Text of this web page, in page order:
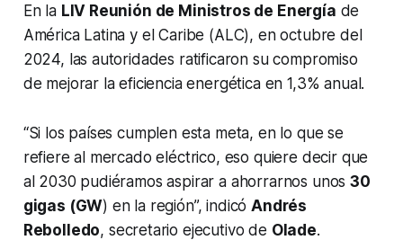
incentivos gubernamentales. Sin
embargo, su implementación aún
En la LIV Reunión de Ministros de Energía de
América Latina y el Caribe (ALC), en octubre del
2024, las autoridades ratificaron su compromiso
de mejorar la eficiencia energética en 1,3% anual.
“Si los países cumplen esta meta, en lo que se
refiere al mercado eléctrico, eso quiere decir que
al 2030 pudiéramos aspirar a ahorrarnos unos30
gigas (GW) en la región”, indicóAndrés
Rebolledo, secretario ejecutivo de Olade.